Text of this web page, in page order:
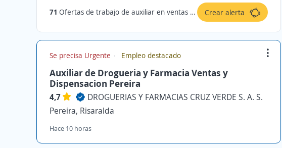
71 Ofertas de trabajo de auxiliar en ventas en pereira Crear alerta
Se precisa Urgente Empleo destacado
Auxiliar de Drogueria y Farmacia Ventas y
Dispensacion Pereira
4,7
DROGUERIAS Y FARMACIAS CRUZ VERDE S. A. S.
Pereira, Risaralda
Hace 10 horas